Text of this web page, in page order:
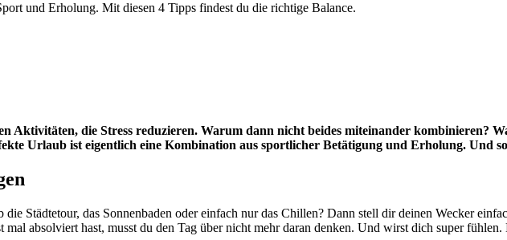
und Erholung. Mit diesen 4 Tipps findest du die richtige Balance.
Aktivitäten, die Stress reduzieren. Warum dann nicht beides miteinander kombinieren?
Urlaub ist eigentlich eine Kombination aus sportlicher Betätigung und Erholung. Und
die Städtetour, das Sonnenbaden oder einfach nur das Chillen? Dann stell dir deinen Wecker
absolviert hast, musst du den Tag über nicht mehr daran denken. Und wirst dich super